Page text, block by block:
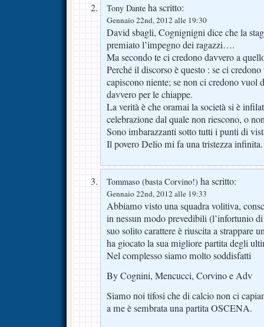
Tony Dante ha scritto:
Gennaio 22nd, 2012 alle 19:30
David sbagli, Cognignigni dice che la
premiato l’impegno dei ragazzi….
Ma secondo te ci credono davvero a
Perché il discorso è questo : se ci
capiscono niente; se non ci credono vuol
davvero per le chiappe.
La verità è che oramai la società si è
celebrazione dal quale non riescono, o
Sono imbarazzanti sotto tutti i punti di
Il povero Delio mi fa una tristezza infinita.
Tommaso (basta Corvino!) ha scritto:
Gennaio 22nd, 2012 alle 19:33
Abbiamo visto una squadra volitiva,
in nessun modo prevedibili (l’infortunio
suo solito carattere è riuscita a strappare
ha giocato la sua migliore partita degli
Nel complesso siamo molto soddisfatti
By Cognini, Mencucci, Corvino e Adv
Siamo noi tifosi che di calcio non ci
a me è sembrata una partita OSCENA.